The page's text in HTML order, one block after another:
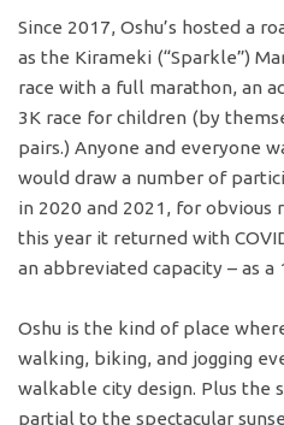
Since 2017, Oshu’s hosted a
as the Kirameki (“Sparkle”)
race with a full marathon, an
3K race for children (by
pairs.) Anyone and everyone
would draw a number of
in 2020 and 2021, for obvious
this year it returned with
an abbreviated capacity – as a
Oshu is the kind of place
walking, biking, and jogging
walkable city design. Plus the
partial to the spectacular